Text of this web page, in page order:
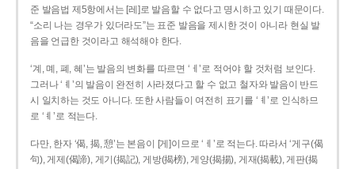
준 발음법 제5항에서는 [레]로 발음할 수 없다고 명시하고 있기 때문이다.
“소리 나는 경우가 있더라도”는 표준 발음을 제시한 것이 아니라 현실 발
음을 언급한 것이라고 해석해야 한다.
‘계, 몌, 폐, 혜’는 발음의 변화를 따르면 ‘ㅔ’로 적어야 할 것처럼 보인다.
그러나 ‘ㅖ’의 발음이 완전히 사라졌다고 할 수 없고 철자와 발음이 반드
시 일치하는 것도 아니다. 또한 사람들이 여전히 표기를 ‘ㅖ’로 인식하므
로 ‘ㅖ’로 적는다.
다만, 한자 ‘偈, 揭, 憩’는 본음이 [게]이므로 ‘ㅔ’로 적는다. 따라서 ‘게구(偈
句), 게제(偈諦), 게기(揭記), 게방(揭榜), 게양(揭揚), 게재(揭載), 게판(揭